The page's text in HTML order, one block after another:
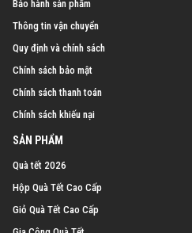
Bảo hành sản phẩm
Thông tin vận chuyển
Quy định và chính sách
Chính sách bảo mật
Chính sách thanh toán
Chính sách khiếu nại
SẢN PHẨM
Quà tết 2026
Hộp Quà Tết Cao Cấp
Giỏ Quà Tết Cao Cấp